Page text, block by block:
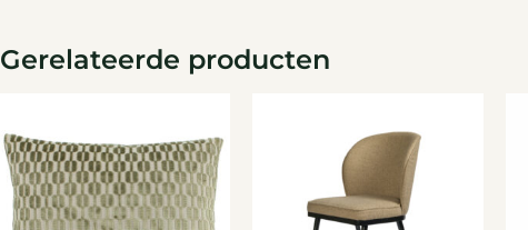
Gerelateerde producten